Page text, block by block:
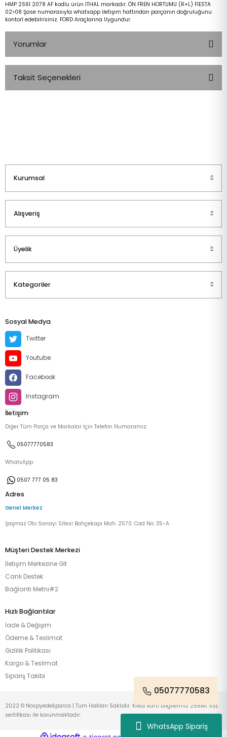
WhatsApp Sipariş
HMP 2S61 2078 AF kodlu ürün İTHAL markadır. ÖN FREN HORTUMU (R+L) FIESTA
02>08 Şase numarasıyla whatsapp iletişim hattından parçanın doğruluğunu
kontorl edebilrisiniz. FORD Araçlarına Uygundur.
Yorumlar
Taksit Seçenekleri
Kurumsal
Alışveriş
Üyelik
Kategoriler
Sosyal Medya
Twitter
Youtube
Facebook
Instagram
İletişim
Diğer Tüm Parça ve Markalar İçin Telefon Numaramız:
05077770583
WhatsApp
0507 777 05 83
Adres
Genel Merkez
Şaşmaz Oto Sanayi Sitesi Bahçekapı Mah. 2570. Cad No: 35-A
Müşteri Destek Merkezi
İletişim Merkezine Git
Canlı Destek
Bağlantı Metni#2
Hızlı Bağlantılar
İade & Değişim
Ödeme & Teslimat
Gizlilik Politikası
Kargo & Teslimat
Sipariş Takibi
05077770583
2022 © Nospyedekparca | Tüm Hakları Saklıdır. Kredi kartı bilgileriniz 256Bit SSL
sertifikası ile korunmaktadır.